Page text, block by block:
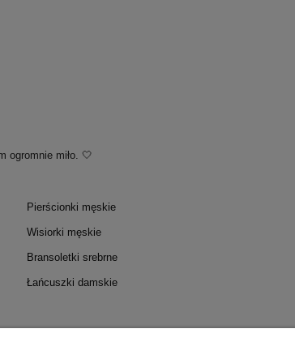
ogromnie miło. 🤍
Pierścionki męskie
Wisiorki męskie
Bransoletki srebrne
Łańcuszki damskie